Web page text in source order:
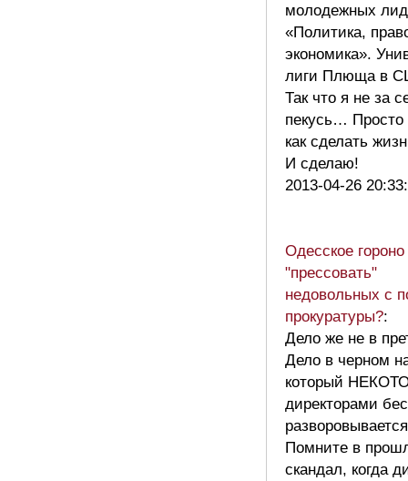
молодежных
«Политика,
экономика».
лиги Плюща в
Так что я не за
пекусь… Просто
как сделать
И сделаю!
2013-04-26
Одесское гороно
"прессовать"
недовольных с
прокуратуры?:
Дело же не в
Дело в черном
который
директорами
Помните в
скандал, когда